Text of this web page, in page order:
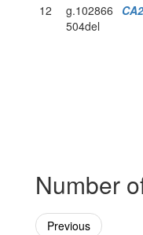
12
g.102866
504del
Number
Previous